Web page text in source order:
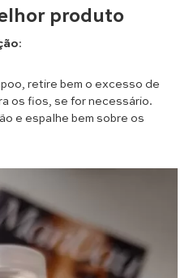
produto
:
retire bem o excesso de
os fios, se for necessário.
e espalhe bem sobre os